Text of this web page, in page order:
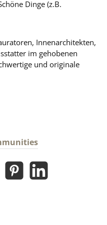
Dinge (z.B.
Innenarchitekten,
im gehobenen
und originale
PinterestLinkedIn